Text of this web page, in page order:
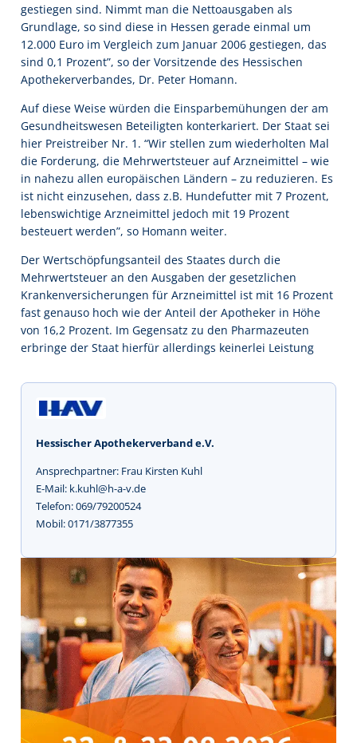
gestiegen sind. Nimmt man die Nettoausgaben als
Grundlage, so sind diese in Hessen gerade einmal um
12.000 Euro im Vergleich zum Januar 2006 gestiegen, das
sind 0,1 Prozent”, so der Vorsitzende des Hessischen
Apothekerverbandes, Dr. Peter Homann.
Auf diese Weise würden die Einsparbemühungen der am
Gesundheitswesen Beteiligten konterkariert. Der Staat sei
hier Preistreiber Nr. 1. “Wir stellen zum wiederholten Mal
die Forderung, die Mehrwertsteuer auf Arzneimittel – wie
in nahezu allen europäischen Ländern – zu reduzieren. Es
ist nicht einzusehen, dass z.B. Hundefutter mit 7 Prozent,
lebenswichtige Arzneimittel jedoch mit 19 Prozent
besteuert werden”, so Homann weiter.
Der Wertschöpfungsanteil des Staates durch die
Mehrwertsteuer an den Ausgaben der gesetzlichen
Krankenversicherungen für Arzneimittel ist mit 16 Prozent
fast genauso hoch wie der Anteil der Apotheker in Höhe
von 16,2 Prozent. Im Gegensatz zu den Pharmazeuten
erbringe der Staat hierfür allerdings keinerlei Leistung
Hessischer Apothekerverband e.V.
Ansprechpartner: Frau Kirsten Kuhl
E-Mail: k.kuhl@h-a-v.de
Telefon: 069/79200524
Mobil: 0171/3877355